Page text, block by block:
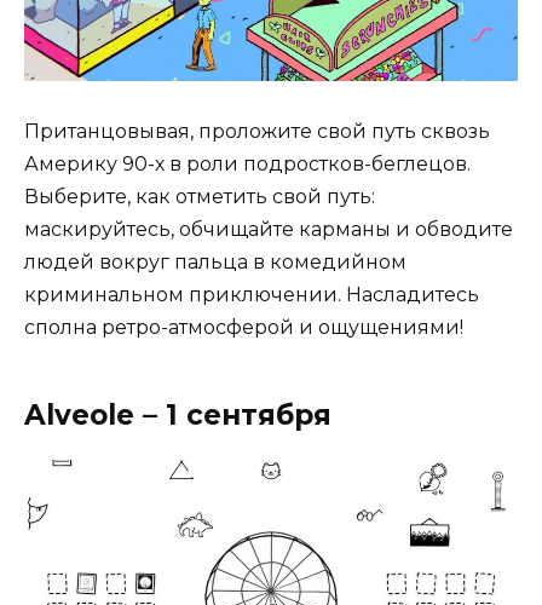
Пританцовывая, проложите свой путь сквозь
Америку 90-х в роли подростков-беглецов.
Выберите, как отметить свой путь:
маскируйтесь, обчищайте карманы и обводите
людей вокруг пальца в комедийном
криминальном приключении. Насладитесь
сполна ретро-атмосферой и ощущениями!
Alveole – 1 сентября